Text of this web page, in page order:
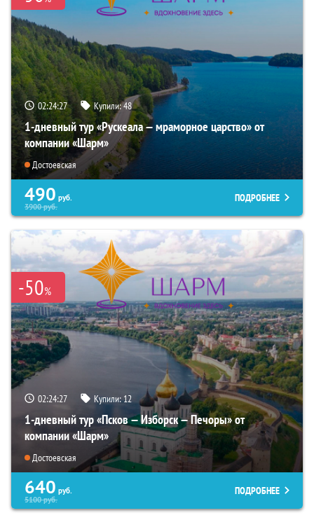
02:24:26 Купили:48
1-дневный тур «Рускеала — мраморное царство» от
компании «Шарм»
Достоевская
490 руб.
3900руб.
ПОДРОБНЕЕ
-50%
02:24:26 Купили:12
1-дневный тур «Псков — Изборск — Печоры» от
компании «Шарм»
Достоевская
640 руб.
5100руб.
ПОДРОБНЕЕ